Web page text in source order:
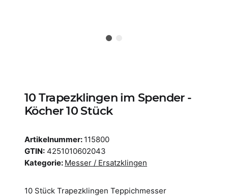
10 Trapezklingen im Spender -
Köcher 10 Stück
Artikelnummer: 115800
GTIN: 4251010602043
Kategorie: Messer / Ersatzklingen
10 Stück Trapezklingen Teppichmesser